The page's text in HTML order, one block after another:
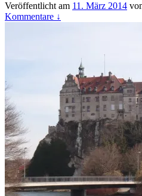
Veröffentlicht am 11. März 2014
Kommentare ↓